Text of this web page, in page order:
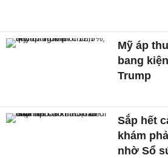
Mỹ áp
bang
Trump
Sắp hết
khám
nhờ Sổ